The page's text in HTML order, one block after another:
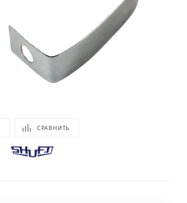
СРАВНИТЬ